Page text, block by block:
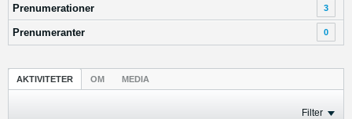
Prenumerationer 3
Prenumeranter 0
AKTIVITETER OM MEDIA
Filter